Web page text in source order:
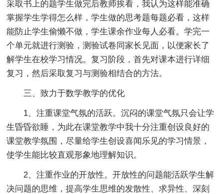
采取书上的题学生做完后教师挨看，我认为这样能准确
掌握学生学得怎么样，学生做的思考题每题必看，这样
能防止学生偷懒不做，学生课余作业每人必看。学完一
个单元就进行测验，测验试卷同家长见面，以便家长了
解学生在校学习情况。复习阶段，首先对课本进行详细
复习，然后采取复习与测验相结合的方法。
三、致力于数学教学的优化
1、注重课堂气氛的活跃。沉闷的课堂气氛只会让学
生昏昏欲睡，为此在课堂教学中我十分注重创设良好的
课堂教学氛围，尽量给学生创设喜闻乐见的学习情景，
使学生能比较直观形象地理解知识。
2、注重作业的开放性。开放性的问题能活跃学生解
决问题的思维，提高学生思维的发散性、求异性、深刻